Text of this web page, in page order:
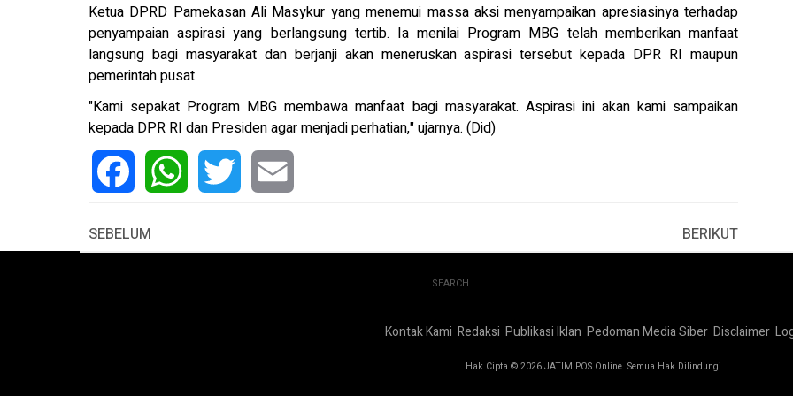
Ketua DPRD Pamekasan Ali Masykur yang menemui massa aksi menyampaikan apresiasinya terhadap
penyampaian aspirasi yang berlangsung tertib. Ia menilai Program MBG telah memberikan manfaat
langsung bagi masyarakat dan berjanji akan meneruskan aspirasi tersebut kepada DPR RI maupun
pemerintah pusat.
"Kami sepakat Program MBG membawa manfaat bagi masyarakat. Aspirasi ini akan kami sampaikan
kepada DPR RI dan Presiden agar menjadi perhatian," ujarnya. (Did)
SEBELUM
BERIKUT
SEARCH
Kontak Kami Redaksi Publikasi Iklan Pedoman Media Siber Disclaimer
Hak Cipta © 2026 JATIM POS Online. Semua Hak Dilindungi.